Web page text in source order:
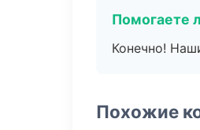
Помогаете
Конечно!
Похожие